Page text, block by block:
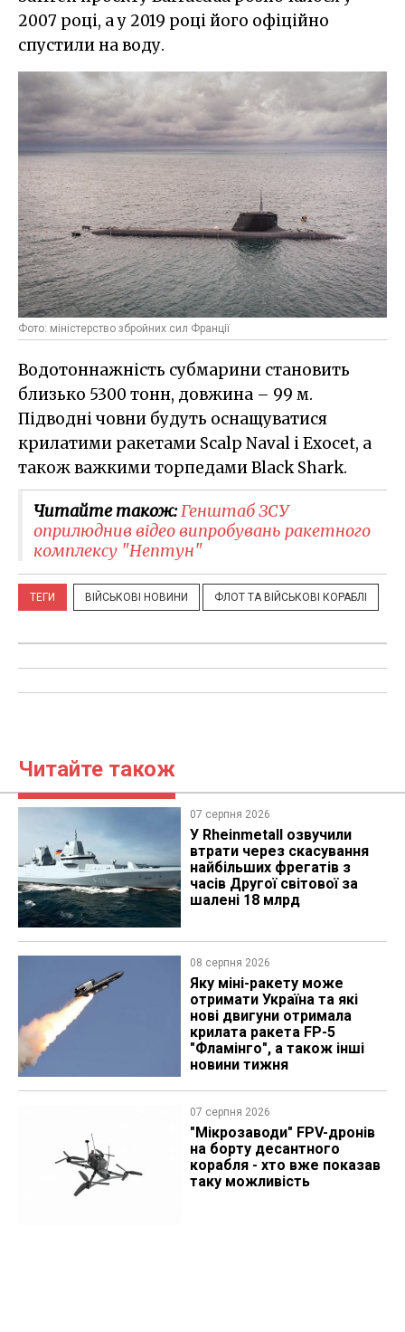
2007 році, а у 2019 році його офіційно
спустили на воду.
Фото: міністерство збройних сил Франції
Водотоннажність субмарини становить
близько 5300 тонн, довжина – 99 м.
Підводні човни будуть оснащуватися
крилатими ракетами Scalp Naval і Exocet, а
також важкими торпедами Black Shark.
Читайте також:Генштаб ЗСУ
оприлюднив відео випробувань ракетного
комплексу "Нептун"
ТЕГИ ВІЙСЬКОВІ НОВИНИ ФЛОТ ТА ВІЙСЬКОВІ КОРАБЛІ
Читайте також
07 серпня 2026
У Rheinmetall озвучили
втрати через скасування
найбільших фрегатів з
часів Другої світової за
шалені 18 млрд
08 серпня 2026
Яку міні-ракету може
отримати Україна та які
нові двигуни отримала
крилата ракета FP-5
"Фламінго", а також інші
новини тижня
07 серпня 2026
"Мікрозаводи" FPV-дронів
на борту десантного
корабля - хто вже показав
таку можливість